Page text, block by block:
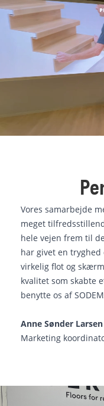
Vores samarbejde
meget
hele vejen frem til
har givet en
virkelig flot og
kvalitet som skabte
benytte os af
Anne Sønder Larsen
Marketing